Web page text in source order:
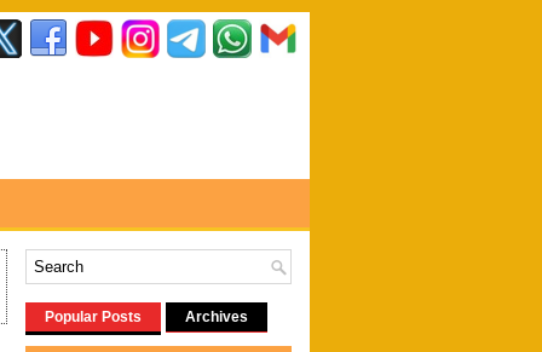
Popular Posts Archives